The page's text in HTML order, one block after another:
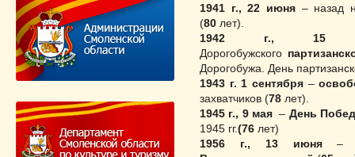
1941 г., 22 июня – назад
(80 лет).
1942 г., 15
Дорогобужского
Дорогобужа. День
1943 г. 1 сентября –
захватчиков (78 лет).
1945 г., 9 мая – День
1945 гг.(76 лет)
1956 г., 13 июня–